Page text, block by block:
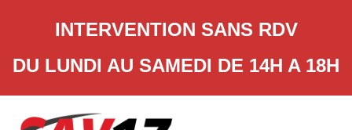
INTERVENTION SANS RDV
DU LUNDI AU SAMEDI DE 14H A 18H